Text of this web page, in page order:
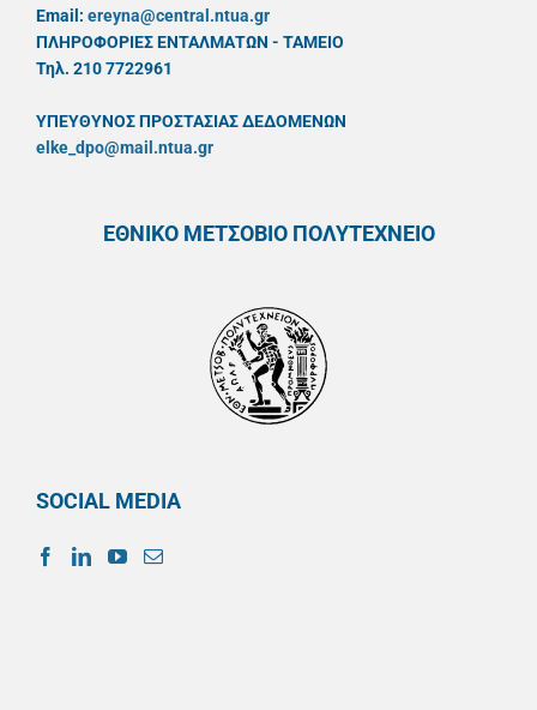
Email: ereyna@central.ntua.gr
ΠΛΗΡΟΦΟΡΙΕΣ ΕΝΤΑΛΜΑΤΩΝ - ΤΑΜΕΙΟ
Τηλ. 210 7722961
ΥΠΕΥΘYΝΟΣ ΠΡΟΣΤΑΣΙΑΣ ΔΕΔΟΜΕΝΩΝ
elke_dpo@mail.ntua.gr
ΕΘΝΙΚΟ ΜΕΤΣΟΒΙΟ ΠΟΛΥΤΕΧΝΕΙΟ
SOCIAL MEDIA